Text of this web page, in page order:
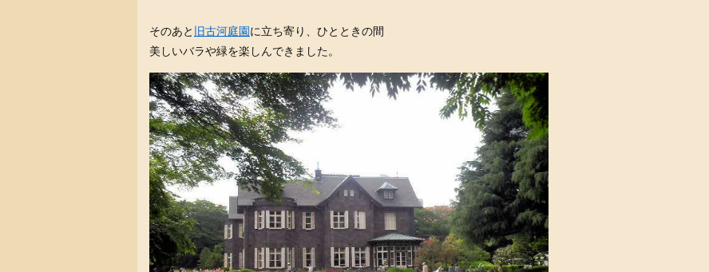
そのあと 旧古河庭園に立ち寄り、ひとときの間
美しいバラや緑を楽しんできました。